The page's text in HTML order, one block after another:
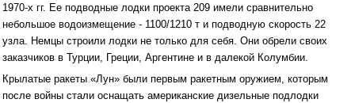
1970-х гг. Ее подводные лодки проекта 209 имели сравнительно
небольшое водоизмещение - 1100/1210 т и подводную скорость 22
узла. Немцы строили лодки не только для себя. Они обрели своих
заказчиков в Турции, Греции, Аргентине и в далекой Колумбии.
Крылатые ракеты «Лун» были первым ракетным оружием, которым
после войны стали оснащать американские дизельные подлодки